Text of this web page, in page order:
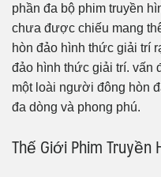
phần đa bộ phim truyền
chưa được chiếu mang
hòn đảo hình thức giải trí
đảo hình thức giải trí. vấn
một loài người đông hòn
đa dòng và phong phú.
Thế Giới Phim Truyền